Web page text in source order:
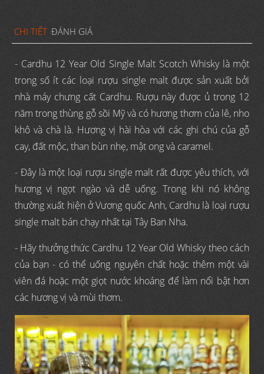
CHI TIẾT ĐÁNH GIÁ
- Cardhu 12 Year Old Single Malt Scotch Whisky là một
trong số ít các loại rượu single malt được sản xuất bởi
nhà máy chưng cất Cardhu. Rượu này được ủ trong 12
năm trong thùng gỗ sồi Mỹ và có hương thơm của lê, nho
khô và chà là. Hương vị hài hòa với các ghi chú của gỗ
cay, đất mộc, than bùn nhẹ, mật ong và caramel.
- Đây là một loại rượu single malt rất được yêu thích, với
hương vị ngọt ngào và dễ uống. Trong khi nó không
thường xuất hiện ở Vương quốc Anh, Cardhu là loại rượu
single malt bán chạy nhất tại Tây Ban Nha.
- Hãy thưởng thức Cardhu 12 Year Old Whisky theo cách
của bạn - có thể uống nguyên chất hoặc thêm một vài
viên đá hoặc một giọt nước khoáng để làm nổi bật hơn
các hương vị và mùi thơm.